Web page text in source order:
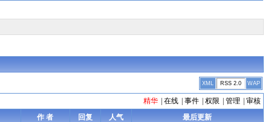
XML RSS 2.0 WAP
精华 在线 事件 权限 管理
审核
作 者
回复 人气
最后更新